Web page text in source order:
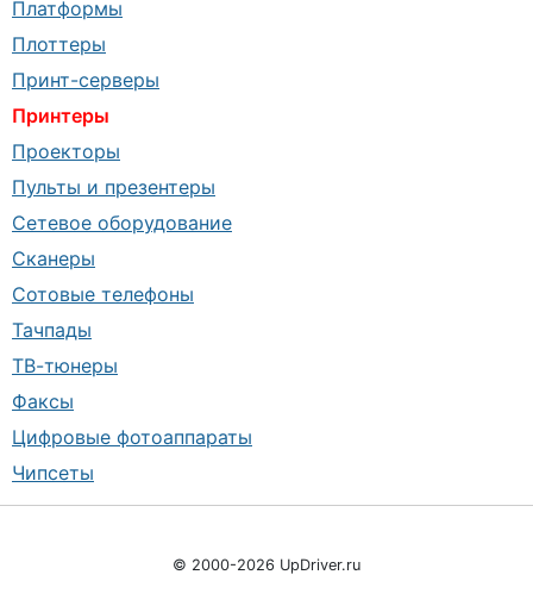
Платформы
Плоттеры
Принт-серверы
Принтеры
Проекторы
Пульты и презентеры
Сетевое оборудование
Сканеры
Сотовые телефоны
Тачпады
ТВ-тюнеры
Факсы
Цифровые фотоаппараты
Чипсеты
© 2000-2026 UpDriver.ru